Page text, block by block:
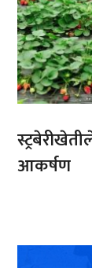
आकर्षण